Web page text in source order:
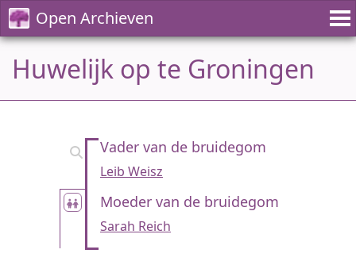
Open Archieven
Huwelijk op te Groningen
Vader van de bruidegom
Leib Weisz
Moeder van de bruidegom
Sarah Reich